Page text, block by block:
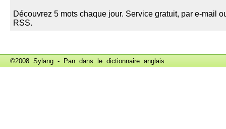
©2008 Sylang - Pan dans le dictionnaire anglais